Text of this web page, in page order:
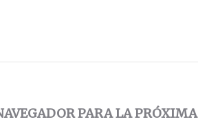
PARA LA PRÓXIMA